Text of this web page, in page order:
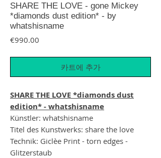
SHARE THE LOVE - gone Mickey
*diamonds dust edition* - by
whatshisname
€990.00
카트에 추가
SHARE THE LOVE *diamonds dust
edition* - whatshisname
Künstler: whatshisname
Titel des Kunstwerks: share the love
Technik: Giclèe Print - torn edges -
Glitzerstaub